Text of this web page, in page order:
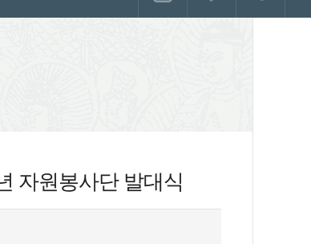
자원봉사단 발대식